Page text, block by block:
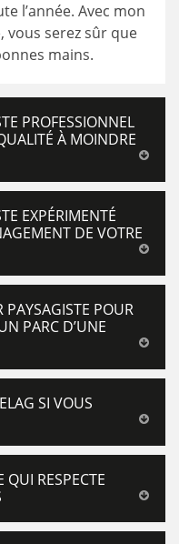
l’année. Avec mon
vous serez sûr que
mains.
PROFESSIONNEL
À MOINDRE
EXPÉRIMENTÉ
DE VOTRE
POUR
PARC D’UNE
SI VOUS
QUI RESPECTE